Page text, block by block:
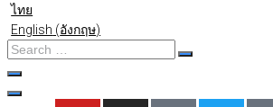
ไทย
English (อังกฤษ)
Search
…